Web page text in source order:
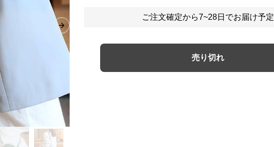
Next slide
ご注文確定から7~28日でお届け予定
売り切れ